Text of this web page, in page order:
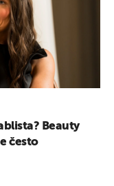
Beauty
često